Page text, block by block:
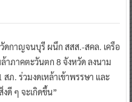
ดกาญจนบุรี ผนึก สสส.-สคล. เครือ
ล้าภาคตะวันตก 8 จังหวัด ลงนาม
สภ. ร่วมงดเหล้าเข้าพรรษา และ
ดี ๆ จะเกิดขึ้น”